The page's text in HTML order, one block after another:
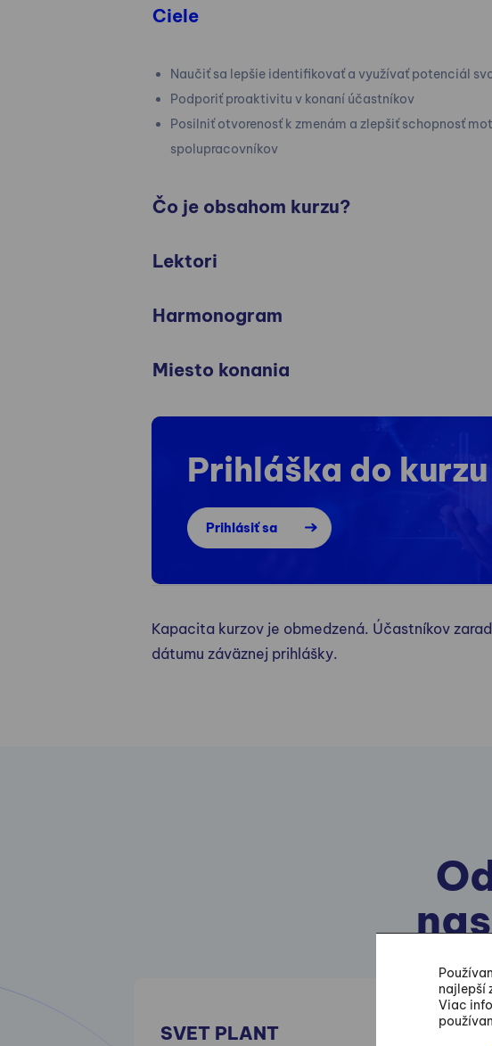
Ciele
Naučiť sa lepšie identifikovať a využívať potenciál
Podporiť proaktivitu v konaní účastníkov
Posilniť otvorenosť k zmenám a zlepšiť schopnosť
spolupracovníkov
Čo je obsahom kurzu?
Lektori
Harmonogram
Miesto konania
Prihláška do kurzu
Prihlásiť sa
Kapacita kurzov je obmedzená. Účastníkov
dátumu záväznej prihlášky.
SVET PLANT
najlepší
Viac